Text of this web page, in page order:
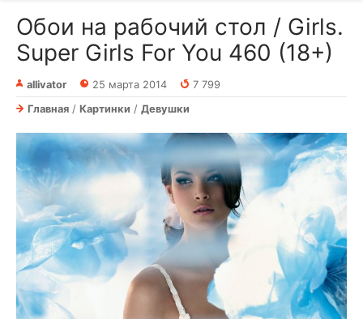
Обои на рабочий стол / Girls.
Super Girls For You 460 (18+)
allivator 25 марта 2014
7 799
Главная / Картинки / Девушки